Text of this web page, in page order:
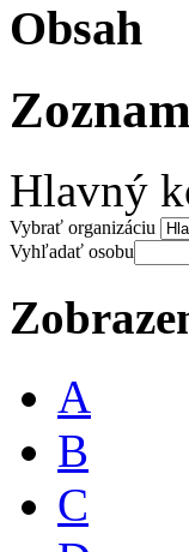
Obsah
Hlavný
Vybrať organizáciu
Vyhľadať osobu
A
B
C